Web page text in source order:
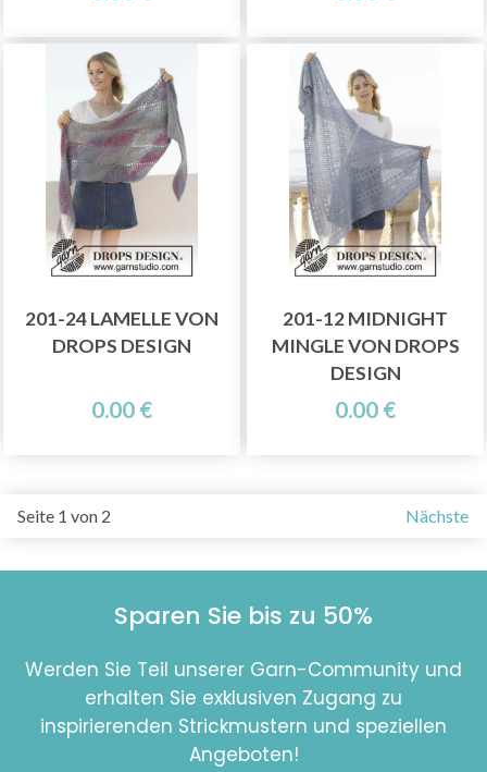
201-24 LAMELLE VON
DROPS DESIGN
0.00 €
201-12 MIDNIGHT
MINGLE VON DROPS
DESIGN
0.00 €
Seite 1 von 2 Nächste
Sparen Sie bis zu 50%
Werden Sie Teil unserer Garn-Community und
erhalten Sie exklusiven Zugang zu
inspirierenden Strickmustern und speziellen
Angeboten!